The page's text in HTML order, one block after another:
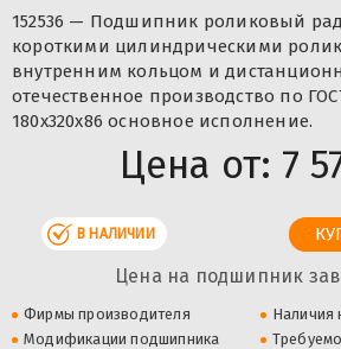
152536 — Подшипник роликовый
короткими цилиндрическими
внутренним кольцом и
отечественное производство по
180x320x86 основное исполнение.
Цена от: 7
В НАЛИЧИИ
Цена на подшипник
Фирмы производителя
Наличия
Модификации подшипника